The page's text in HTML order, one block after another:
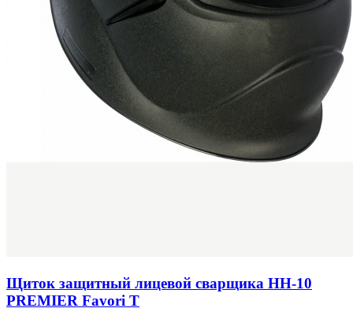
Щиток защитный лицевой сварщика НН-10
PREMIER Favori T